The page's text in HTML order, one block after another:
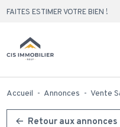
toFAITES ESTIMER VOTRE BIEN !
Accueil - Annonces - Vente
Retour aux annonces